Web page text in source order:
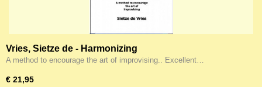
Vries, Sietze de - Harmonizing
A method to encourage the art of improvising.. Excellent…
€ 21,95